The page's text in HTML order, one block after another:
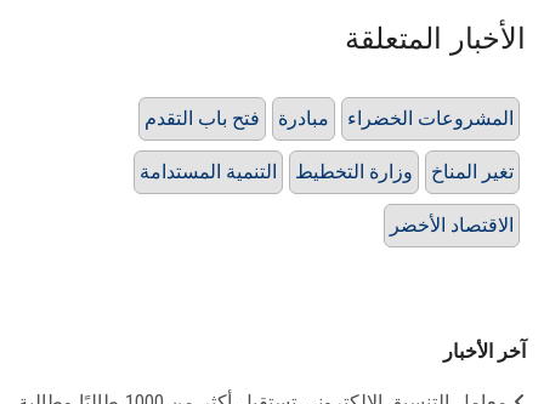
الأخبار المتعلقة
فتح باب التقدم مبادرة المشروعات الخضراء
التنمية المستدامة وزارة التخطيط تغير المناخ
الاقتصاد الأخضر
آخر الأخبار